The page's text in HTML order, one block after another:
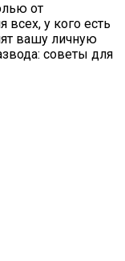
от
всех, у кого есть
вашу личную
советы для